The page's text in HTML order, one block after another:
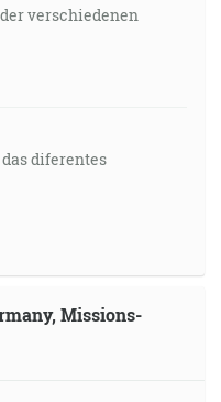
verschiedenen
diferentes
Missions-